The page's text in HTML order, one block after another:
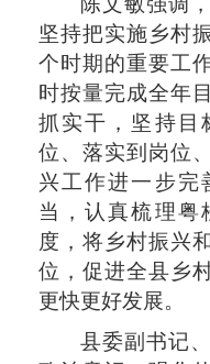
坚持把实施乡村
个时期的重要工
时按量完成全年
抓实干，坚持目
位、落实到岗位
兴工作进一步完
当，认真梳理粤
度，将乡村振兴
位，促进全县乡
更快更好发展。
县委副书记